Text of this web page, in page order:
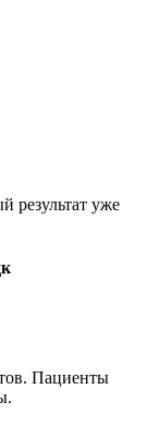
результат уже
Пациенты